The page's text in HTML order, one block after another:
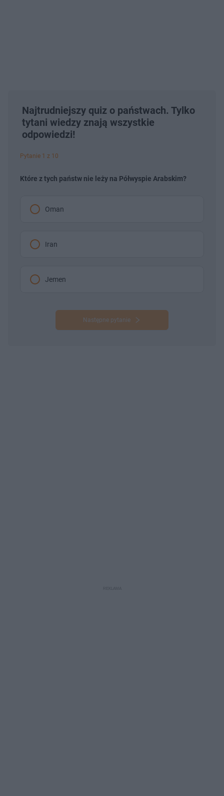
Najtrudniejszy quiz o państwach. Tylko
tytani wiedzy znają wszystkie
odpowiedzi!
Pytanie 1 z 10
Które z tych państw nie leży na Półwyspie Arabskim?
Oman
Iran
Jemen
Następne pytanie